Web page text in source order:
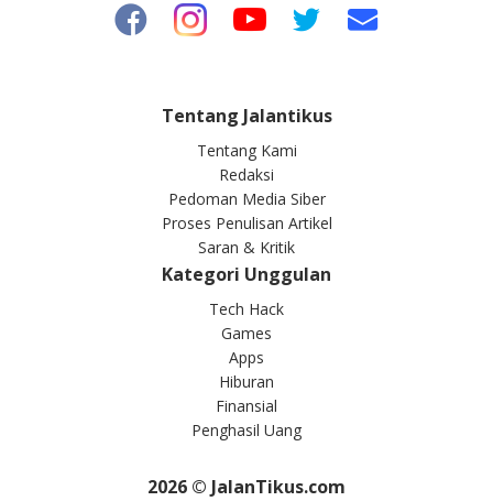
Tentang Jalantikus
Tentang Kami
Redaksi
Pedoman Media Siber
Proses Penulisan Artikel
Saran & Kritik
Kategori Unggulan
Tech Hack
Games
Apps
Hiburan
Finansial
Penghasil Uang
2026 © JalanTikus.com